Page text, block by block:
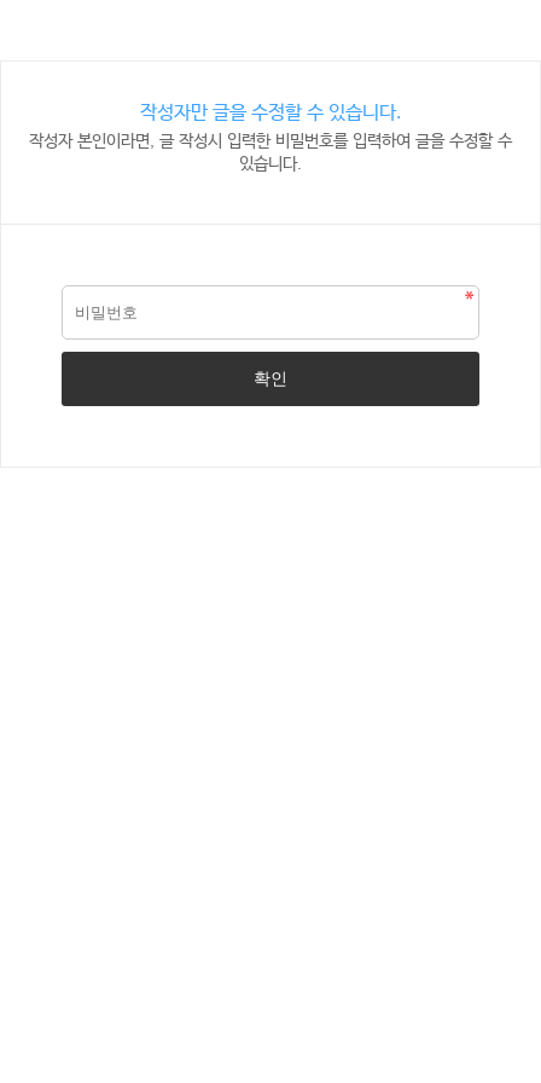
작성자만 글을 수정할 수 있습니다.
작성자 본인이라면, 글 작성시 입력한 비밀번호를 입력하여 글을 수정할 수
있습니다.